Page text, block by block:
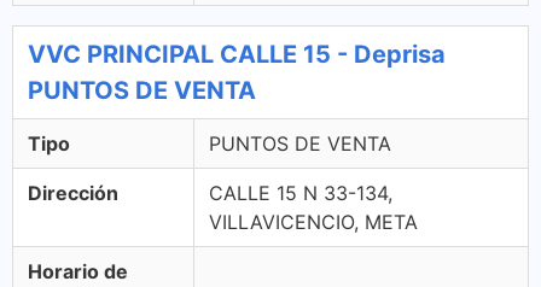
VVC PRINCIPAL CALLE 15 - Deprisa
PUNTOS DE VENTA
Tipo PUNTOS DE VENTA
Dirección
CALLE 15 N 33-134,
VILLAVICENCIO, META
Horario de